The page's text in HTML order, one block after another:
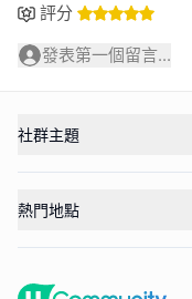
評分
發表第一個留言...
社群主題
熱門地點